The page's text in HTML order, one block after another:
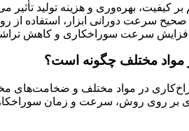
بهره‌وری و هزینه تولید تأثیر
صحیح سرعت دورانی ابزار،
افزایش سرعت سوراخکاری و کاهش
مختلف چگونه است؟
در مواد مختلف و ضخامت‌های
بر روی روش، سرعت و زمان